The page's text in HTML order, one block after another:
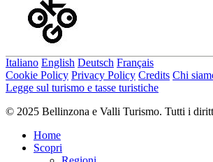
Italiano English Deutsch Français
Cookie Policy Privacy Policy Credits Chi
Legge sul turismo e tasse turistiche
© 2025 Bellinzona e Valli Turismo. Tutti i
Home
Scopri